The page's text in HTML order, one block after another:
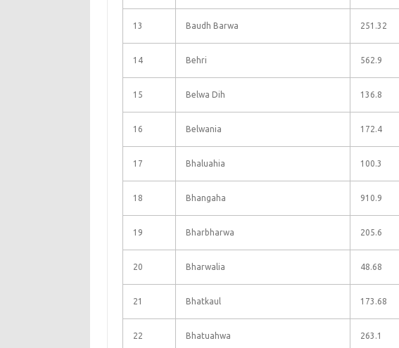
13 Baudh Barwa 251.32
14 Behri 562.9
15 Belwa Dih 136.8
16 Belwania 172.4
17 Bhaluahia 100.3
18 Bhangaha 910.9
19 Bharbharwa 205.6
20 Bharwalia 48.68
21 Bhatkaul 173.68
22 Bhatuahwa 263.1